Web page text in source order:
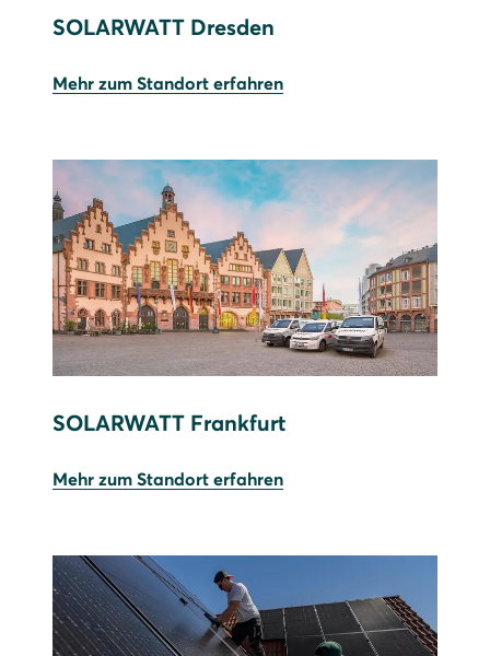
SOLARWATT Dresden
Mehr zum Standort erfahren
SOLARWATT Frankfurt
Mehr zum Standort erfahren